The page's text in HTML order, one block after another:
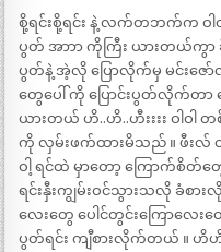
စို့ရင်းစို့ရင်း နဲ့ လက်တဘက်က ဝါ
ပွတ် အာာာ ကိုကြီး ယားတယ်ကွာ
ပွတ်နဲ့ အဲ့လို ပြောလိုက်မှ မင်းဇေ
တွေပေါ် ကို ပြောင်းပွတ်လိုက်တာ
ယားတယ် ဟိ..ဟိ..ဟီးးးး ဝါဝါ
ကို လှမ်းဖက်ထားမိသည် ။ ဖီးလ် တ
ဝါ့ ရင်ထဲ မှာတော့ ကြောက်စိတ်တွ
ရင်းနှီးကျွမ်းဝင်သွားသလို ခံစာ
လေးတွေ ပေါင်တွင်းကြောလေ
ပွတ်ရင်း ကျီစားလိုက်တယ် ။ ဟိ